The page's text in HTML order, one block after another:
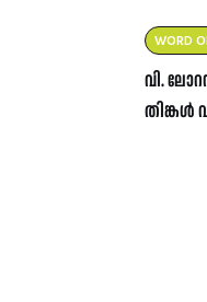
WORD
വി.
തിങ്കൾ